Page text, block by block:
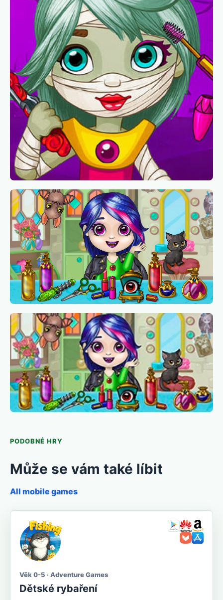
PODOBNÉ HRY
Může se vám také líbit
All mobile games
Věk 0-5 · Adventure Games
Dětské rybaření